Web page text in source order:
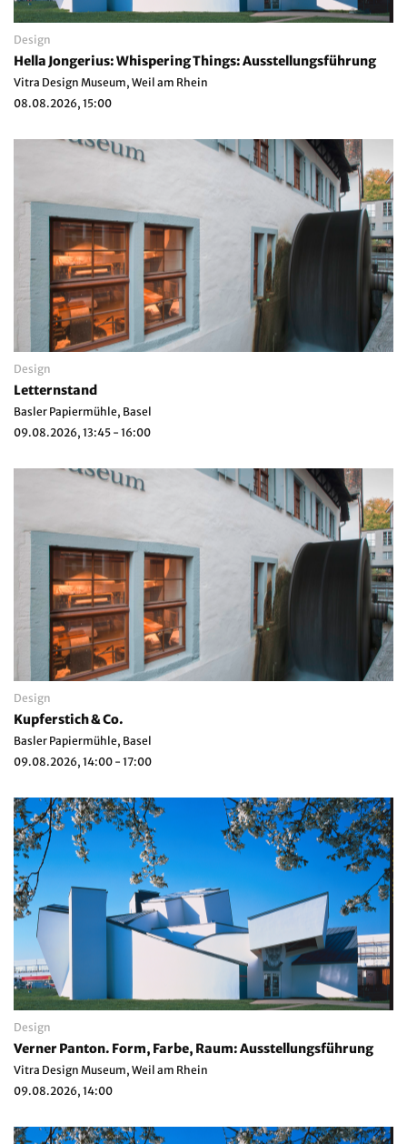
Design
Hella Jongerius: Whispering Things: Ausstellungsführung
Vitra Design Museum, Weil am Rhein
08.08.2026, 15:00
Design
Letternstand
Basler Papiermühle, Basel
09.08.2026, 13:45 - 16:00
Design
Kupferstich & Co.
Basler Papiermühle, Basel
09.08.2026, 14:00 - 17:00
Design
Verner Panton. Form, Farbe, Raum: Ausstellungsführung
Vitra Design Museum, Weil am Rhein
09.08.2026, 14:00